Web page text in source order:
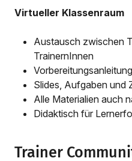
Virtueller Klassenraum
Austausch zwischen
TrainernInnen
Slides, Aufgaben und
Alle Materialien auch
Didaktisch für
Trainer